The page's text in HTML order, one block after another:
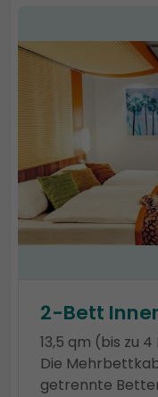
2-Bett
13,5 qm (bis zu
Die
getrennte